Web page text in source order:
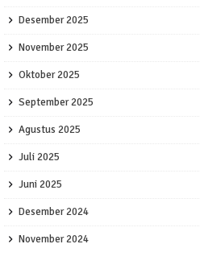
Desember 2025
November 2025
Oktober 2025
September 2025
Agustus 2025
Juli 2025
Juni 2025
Desember 2024
November 2024